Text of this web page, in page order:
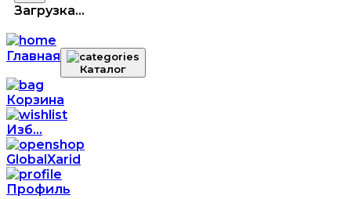
Загрузка...
Главная
Каталог
Корзина
Изб...
GlobalXarid
Профиль